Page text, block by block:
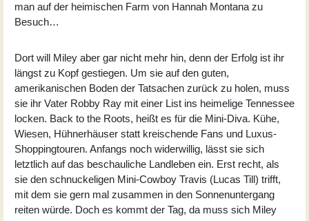
man auf der heimischen Farm von Hannah Montana zu
Besuch…
Dort will Miley aber gar nicht mehr hin, denn der Erfolg ist ihr
längst zu Kopf gestiegen. Um sie auf den guten,
amerikanischen Boden der Tatsachen zurück zu holen, muss
sie ihr Vater Robby Ray mit einer List ins heimelige Tennessee
locken. Back to the Roots, heißt es für die Mini-Diva. Kühe,
Wiesen, Hühnerhäuser statt kreischende Fans und Luxus-
Shoppingtouren. Anfangs noch widerwillig, lässt sie sich
letztlich auf das beschauliche Landleben ein. Erst recht, als
sie den schnuckeligen Mini-Cowboy Travis (Lucas Till) trifft,
mit dem sie gern mal zusammen in den Sonnenuntergang
reiten würde. Doch es kommt der Tag, da muss sich Miley